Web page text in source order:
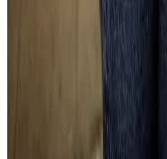
Por fim, é uma boa ideia
no mercado. O
ERPs, sigla para o termo
sistema integrado de
o empreendedor, como
Adotar uma ferramenta de
uma cultura analítica na
de dados e tornando as